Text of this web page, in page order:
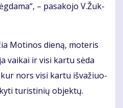
– pa­sa­ko­jo V.Žuk­
Mo­ti­nos die­ną, mo­te­ris
vai­kai ir vi­si kar­tu sė­da
nors vi­si kar­tu iš­va­žiuo­
tu­ris­ti­nių ob­jek­tų.